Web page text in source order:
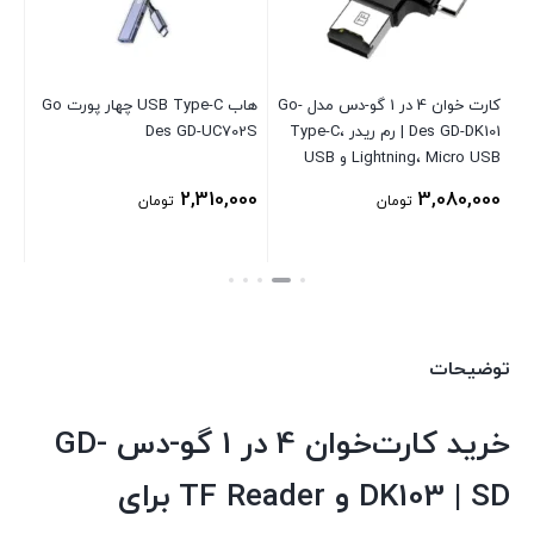
کارت خوان 4 در 1 گو-دس مدل Go-
Des GD-DK101 | رم ریدر Type-C،
Lightning، Micro USB و USB
3,080,000 تومان
هاب USB Type-C چهار پورت Go
Des GD-UC702S
2,310,000 تومان
توضیحات
خرید کارت‌خوان 4 در 1 گو-دس GD-
DK103 | SD و TF Reader برای